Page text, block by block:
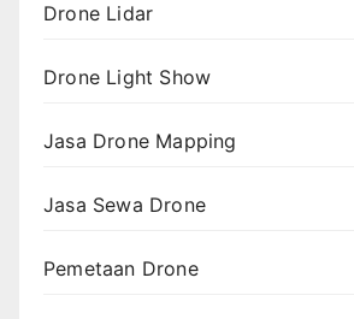
Drone Lidar
Drone Light Show
Jasa Drone Mapping
Jasa Sewa Drone
Pemetaan Drone